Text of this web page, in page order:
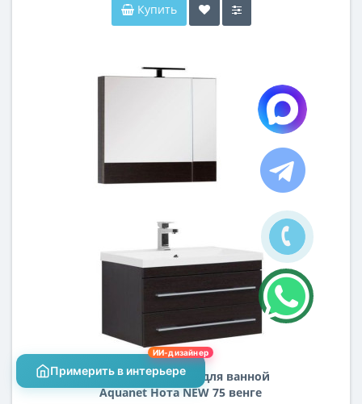
Купить
Комплект мебели для ванной
Aquanet Нота NEW 75 венге
Примерить в интерьере
ИИ-дизайнер